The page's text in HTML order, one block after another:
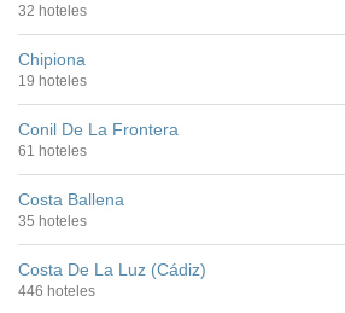
32 hoteles
Chipiona
19 hoteles
Conil De La Frontera
61 hoteles
Costa Ballena
35 hoteles
Costa De La Luz (Cádiz)
446 hoteles